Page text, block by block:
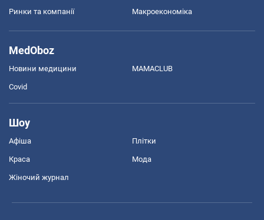
Ринки та компанії Макроекономіка
MedOboz
Новини медицини MAMACLUB
Covid
Шоу
Афіша Плітки
Краса Мода
Жіночий журнал